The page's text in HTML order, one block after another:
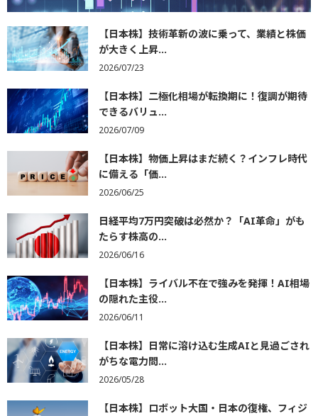
【日本株】技術革新の波に乗って、業績と株価
が大きく上昇...
2026/07/23
【日本株】二極化相場が転換期に！復調が期待
できるバリュ...
2026/07/09
【日本株】物価上昇はまだ続く？インフレ時代
に備える「価...
2026/06/25
日経平均7万円突破は必然か？「AI革命」がも
たらす株高の...
2026/06/16
【日本株】ライバル不在で強みを発揮！AI相場
の隠れた主役...
2026/06/11
【日本株】日常に溶け込む生成AIと見過ごされ
がちな電力問...
2026/05/28
【日本株】ロボット大国・日本の復権、フィジ